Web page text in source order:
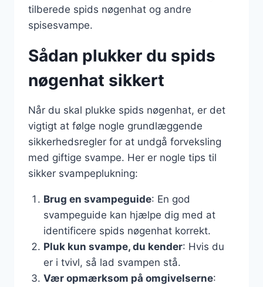
tilberede spids nøgenhat og andre
spisesvampe.
Sådan plukker du spids
nøgenhat sikkert
Når du skal plukke spids nøgenhat, er det
vigtigt at følge nogle grundlæggende
sikkerhedsregler for at undgå forveksling
med giftige svampe. Her er nogle tips til
sikker svampeplukning:
Brug en svampeguide: En god
svampeguide kan hjælpe dig med at
identificere spids nøgenhat korrekt.
Pluk kun svampe, du kender: Hvis du
er i tvivl, så lad svampen stå.
Vær opmærksom på omgivelserne: